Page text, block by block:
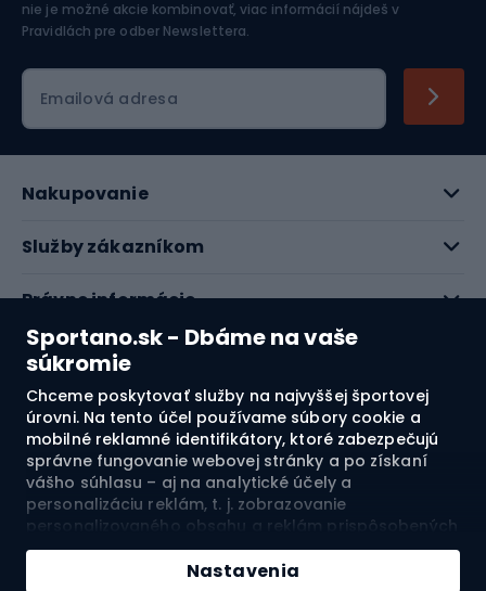
Sportano.sk - Dbáme na vaše
súkromie
Chceme poskytovať služby na najvyššej športovej
úrovni. Na tento účel používame súbory cookie a
mobilné reklamné identifikátory, ktoré zabezpečujú
správne fungovanie webovej stránky a po získaní
vášho súhlasu – aj na analytické účely a
personalizáciu reklám, t. j. zobrazovanie
personalizovaného obsahu a reklám prispôsobených
vašim záujmom a meranie ich účinnosti. Súbory
cookie a mobilné reklamné identifikátory môžu byť
Nastavenia
Pridať do košíka
nie je možné akcie kombinovať, viac informácií nájdeš v
Pravidlách pre odber Newslettera.
Emailová adresa
Nakupovanie
Služby zákazníkom
Právne informácie
O nás
Pozrite si naše recenzie
4.7